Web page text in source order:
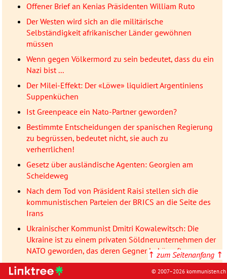
Offener Brief an Kenias Präsidenten William Ruto
Der Westen wird sich an die militärische
Selbständigkeit afrikanischer Länder gewöhnen
müssen
Wenn gegen Völkermord zu sein bedeutet, dass du ein
Nazi bist ...
Der Milei-Effekt: Der «Löwe» liquidiert Argentiniens
Suppenküchen
Ist Greenpeace ein Nato-Partner geworden?
Bestimmte Entscheidungen der spanischen Regierung
zu begrüssen, bedeutet nicht, sie auch zu
verherrlichen!
Gesetz über ausländische Agenten: Georgien am
Scheideweg
Nach dem Tod von Präsident Raisi stellen sich die
kommunistischen Parteien der BRICS an die Seite des
Irans
Ukrainischer Kommunist Dmitri Kowalewitsch: Die
Ukraine ist zu einem privaten Söldnerunternehmen der
NATO geworden, das deren Gegner bekämpft
Kanaky – oder die Ablehnung des französischen
Kolonialismus
↑ zum Seitenanfang ↑
© 2007–2026 kommunisten.ch